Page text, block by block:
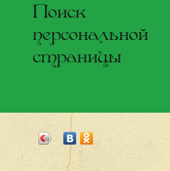
Поиск
персональной
страницы